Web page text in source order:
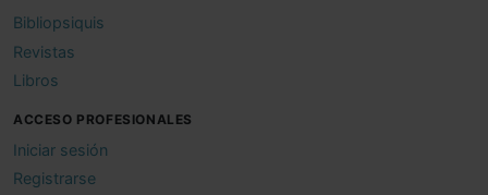
Bibliopsiquis
Revistas
Libros
ACCESO PROFESIONALES
Iniciar sesión
Registrarse